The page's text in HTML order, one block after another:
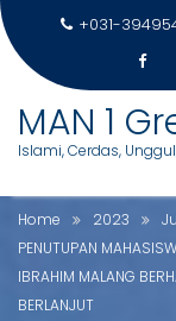
+031-
MAN 1
Islami, Cerdas,
UIN
MALANG
SAMA
TERUS
Home 2023
PENUTUPAN
IBRAHIM MALANG
BERLANJUT